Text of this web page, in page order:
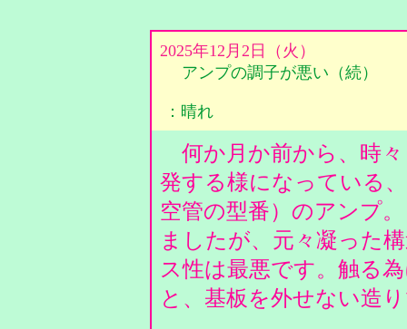
2025年12月2日（火）
アンプの調子が悪い（続）
：晴れ
何か月か前から、時
発する様になっている
空管の型番）のアンプ
ましたが、元々凝った
ス性は最悪です。触る
と、基板を外せない造